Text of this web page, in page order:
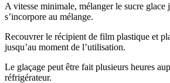
A vitesse minimale, mélanger le sucre glace
s’incorpore au mélange.
Recouvrer le récipient de film plastique et
jusqu’au moment de l’utilisation.
Le glaçage peut être fait plusieurs heures
réfrigérateur.